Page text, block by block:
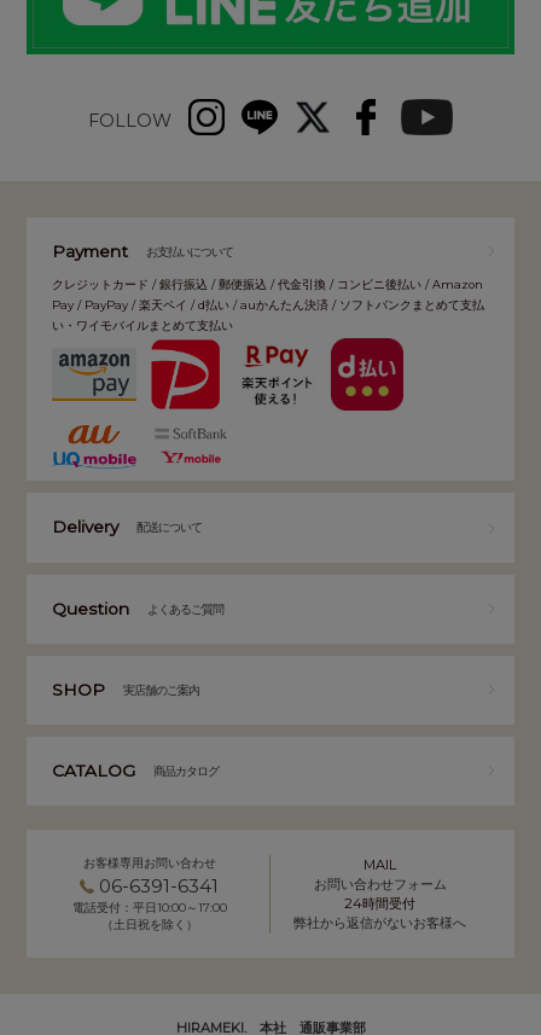
FOLLOW
Payment お支払いについて
クレジットカード / 銀行振込 / 郵便振込 / 代金引換 / コンビニ後払い / Amazon
Pay / PayPay / 楽天ペイ / d払い / auかんたん決済 / ソフトバンクまとめて支払
い・ワイモバイルまとめて支払い
Delivery 配送について
Question よくあるご質問
SHOP 実店舗のご案内
CATALOG 商品カタログ
お客様専用お問い合わせ
06-6391-6341
電話受付：平日10:00～17:00
（土日祝を除く）
MAIL
お問い合わせフォーム
24時間受付
弊社から返信がないお客様へ
HIRAMEKI. 本社 通販事業部